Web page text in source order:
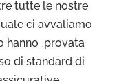
tutte le nostre
ci avvaliamo
hanno provata
di standard di